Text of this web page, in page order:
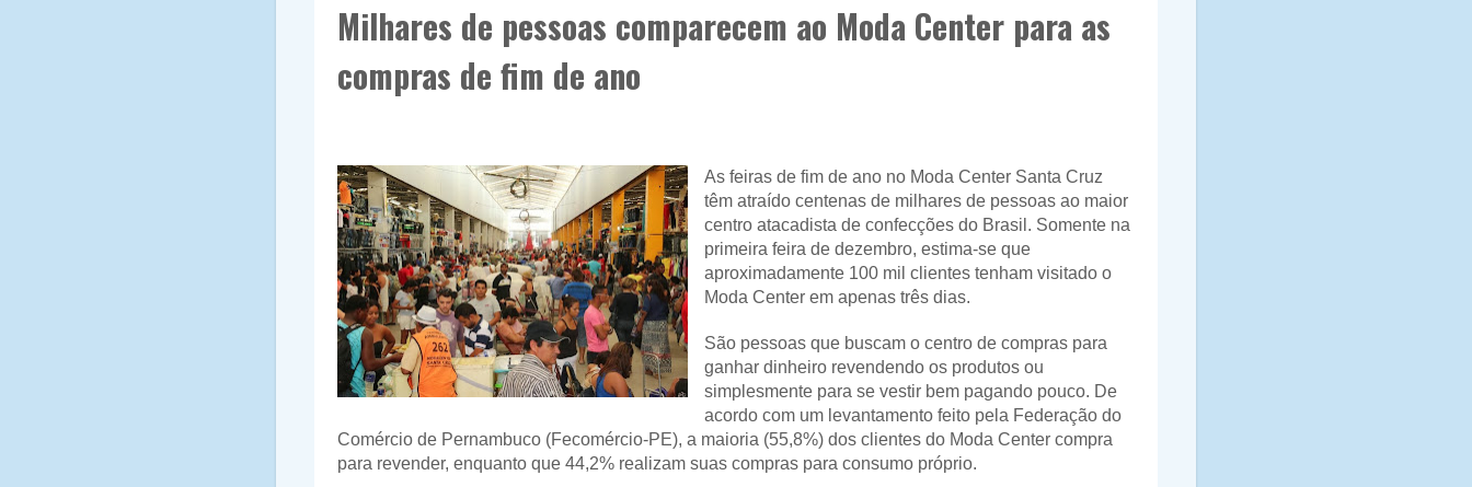
Milhares de pessoas comparecem ao Moda Center para as
compras de fim de ano
As feiras de fim de ano no Moda Center Santa Cruz
têm atraído centenas de milhares de pessoas ao maior
centro atacadista de confecções do Brasil. Somente na
primeira feira de dezembro, estima-se que
aproximadamente 100 mil clientes tenham visitado o
Moda Center em apenas três dias.
São pessoas que buscam o centro de compras para
ganhar dinheiro revendendo os produtos ou
simplesmente para se vestir bem pagando pouco. De
acordo com um levantamento feito pela Federação do
Comércio de Pernambuco (Fecomércio-PE), a maioria (55,8%) dos clientes do Moda Center compra
para revender, enquanto que 44,2% realizam suas compras para consumo próprio.